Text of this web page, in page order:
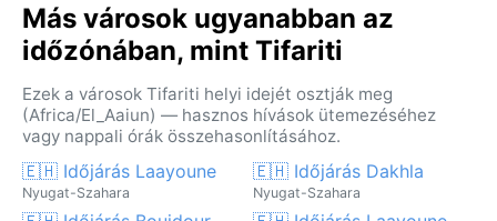
Más városok ugyanabban az
időzónában, mint Tifariti
Ezek a városok Tifariti helyi idejét osztják meg
(Africa/El_Aaiun) — hasznos hívások ütemezéséhez
vagy nappali órák összehasonlításához.
🇪🇭 Időjárás Laayoune
Nyugat-Szahara
🇪🇭 Időjárás Dakhla
Nyugat-Szahara